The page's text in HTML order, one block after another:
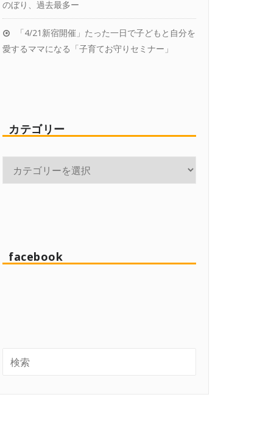
のぼり、過去最多ー
「4/21新宿開催」たった一日で子どもと自分を
愛するママになる「子育てお守りセミナー」
カテゴリー
facebook